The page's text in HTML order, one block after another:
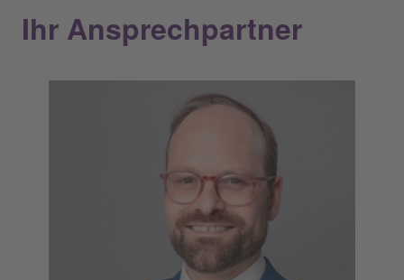
Ihr Ansprechpartner